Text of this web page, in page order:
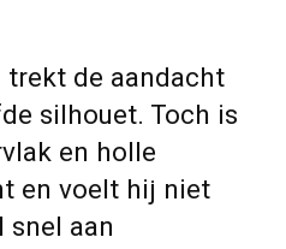
trekt de aandacht
silhouet. Toch is
en holle
en voelt hij niet
aan